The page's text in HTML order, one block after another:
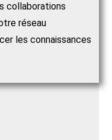
collaborations
réseau
les connaissances